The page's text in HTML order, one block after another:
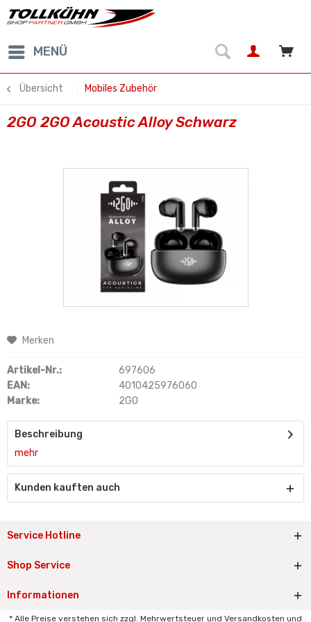
MENÜ
Übersicht Mobiles Zubehör
2GO 2GO Acoustic Alloy Schwarz
Merken
Artikel-Nr.:
697606
EAN:
4010425976060
Marke:
2GO
Beschreibung
mehr
Kunden kauften auch
Service Hotline
Shop Service
Informationen
* Alle Preise verstehen sich zzgl. Mehrwertsteuer und Versandkosten und